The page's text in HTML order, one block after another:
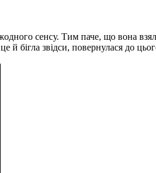
сенсу. Тим паче, що вона
бігла звідси, повернулася до